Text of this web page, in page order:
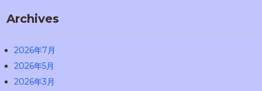
Archives
2026年7月
2026年5月
2026年3月